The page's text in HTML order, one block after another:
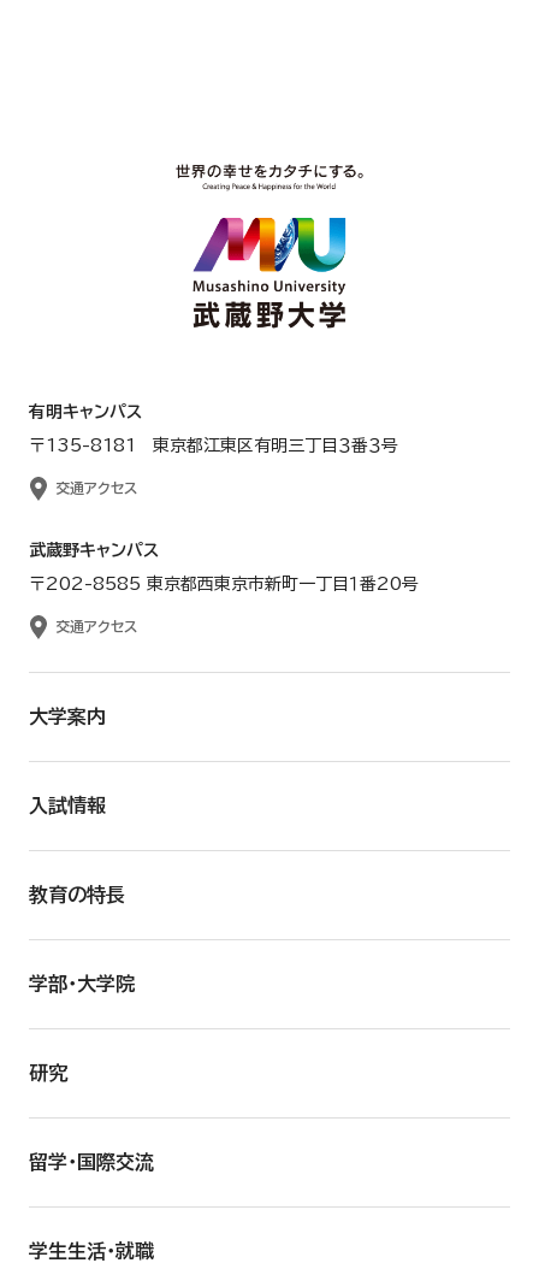
有明キャンパス
〒135-8181 東京都江東区有明三丁目３番３号
交通アクセス
武蔵野キャンパス
〒202-8585 東京都西東京市新町一丁目１番20号
交通アクセス
大学案内
入試情報
教育の特長
学部・大学院
研究
留学・国際交流
学生生活・就職